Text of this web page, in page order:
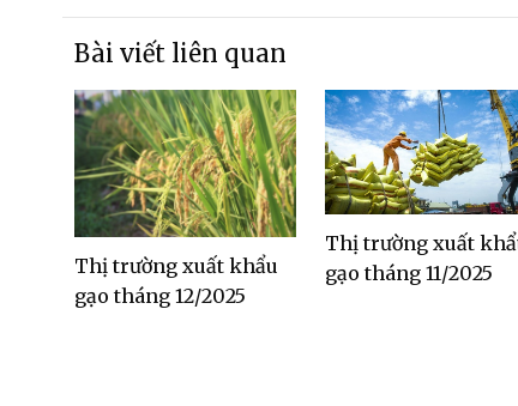
Bài viết liên quan
Thị trường xuất khẩu
gạo tháng 12/2025
Thị trường xuất
gạo tháng 11/2025